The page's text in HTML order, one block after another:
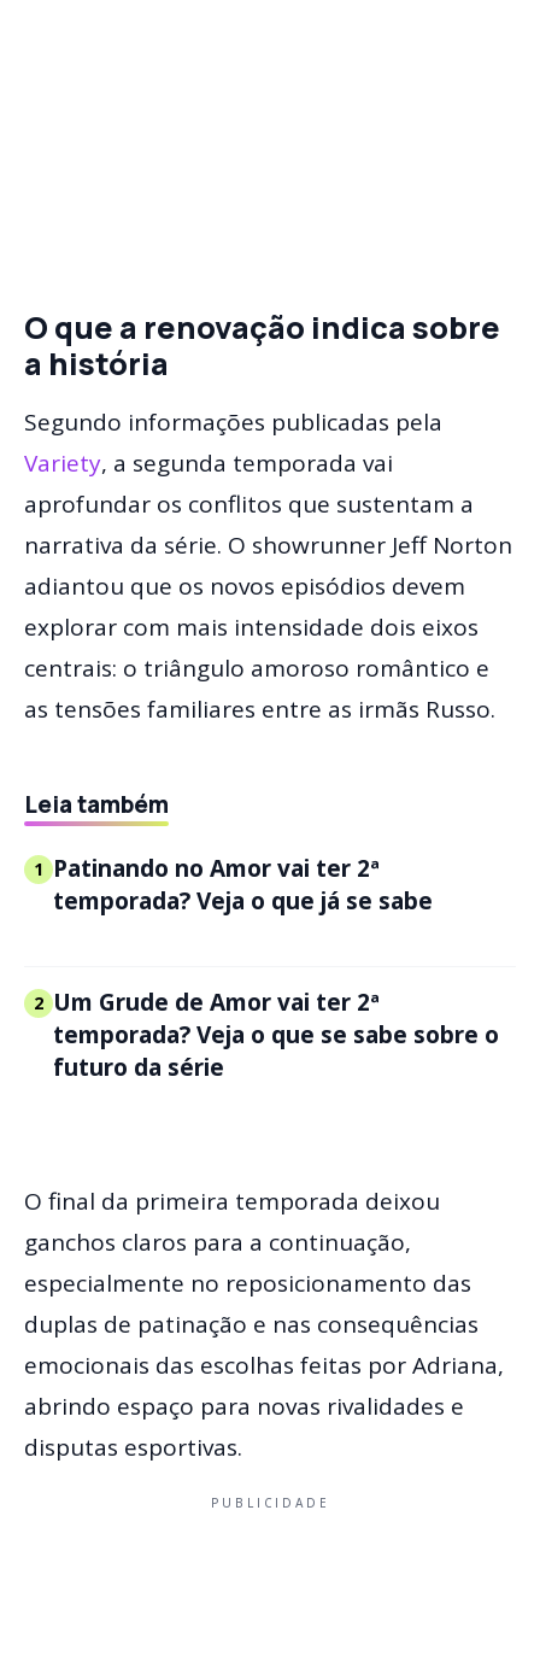
O que a renovação indica sobre
a história
Segundo informações publicadas pela
Variety, a segunda temporada vai
aprofundar os conflitos que sustentam a
narrativa da série. O showrunner Jeff Norton
adiantou que os novos episódios devem
explorar com mais intensidade dois eixos
centrais: o triângulo amoroso romântico e
as tensões familiares entre as irmãs Russo.
Leia também
1 Patinando no Amor vai ter 2ª
temporada? Veja o que já se sabe
2 Um Grude de Amor vai ter 2ª
temporada? Veja o que se sabe sobre o
futuro da série
O final da primeira temporada deixou
ganchos claros para a continuação,
especialmente no reposicionamento das
duplas de patinação e nas consequências
emocionais das escolhas feitas por Adriana,
abrindo espaço para novas rivalidades e
disputas esportivas.
PUBLICIDADE